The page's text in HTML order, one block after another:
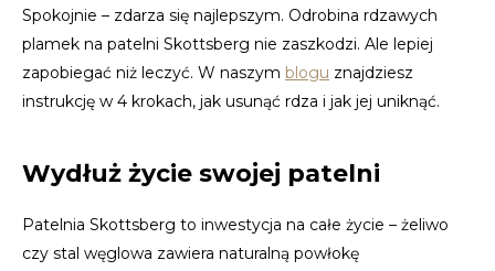
Spokojnie – zdarza się najlepszym. Odrobina rdzawych
plamek na patelni Skottsberg nie zaszkodzi. Ale lepiej
zapobiegać niż leczyć. W naszym blogu znajdziesz
instrukcję w 4 krokach, jak usunąć rdza i jak jej uniknąć.
Wydłuż życie swojej patelni
Patelnia Skottsberg to inwestycja na całe życie – żeliwo
czy stal węglowa zawiera naturalną powłokę